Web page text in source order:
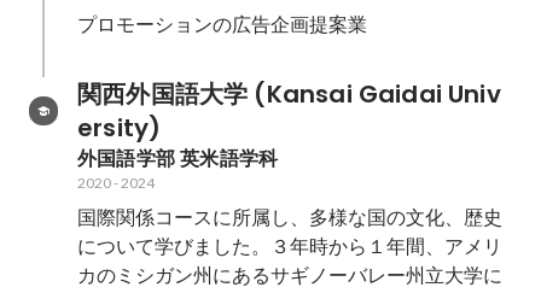
プロモーションの広告企画提案業
関西外国語大学 (Kansai Gaidai Univ
ersity)
外国語学部 英米語学科
2020-2024
国際関係コースに所属し、多様な国の文化、歴史
について学びました。３年時から１年間、アメリ
カのミシガン州にあるサギノーバレー州立大学に